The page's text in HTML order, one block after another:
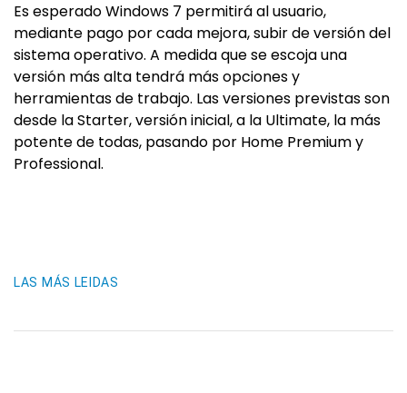
Es esperado Windows 7 permitirá al usuario,
mediante pago por cada mejora, subir de versión del
sistema operativo. A medida que se escoja una
versión más alta tendrá más opciones y
herramientas de trabajo. Las versiones previstas son
desde la Starter, versión inicial, a la Ultimate, la más
potente de todas, pasando por Home Premium y
Professional.
LAS MÁS LEIDAS